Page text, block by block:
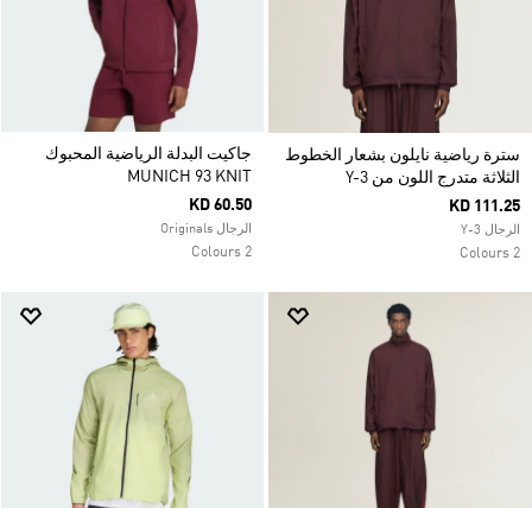
سترة رياضية نايلون بشعار الخطوط
الثلاثة متدرج اللون من Y-3
KD 111.25
الرجال Y-3
2 Colours
جاكيت البدلة الرياضية المحبوك
MUNICH 93 KNIT
KD 60.50
الرجال Originals
2 Colours